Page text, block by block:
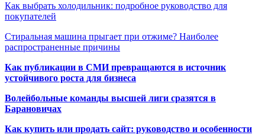
Как выбрать холодильник: подробное руководство для
покупателей
Стиральная машина прыгает при отжиме? Наиболее
распространенные причины
Как публикации в СМИ превращаются в источник
устойчивого роста для бизнеса
Волейбольные команды высшей лиги сразятся в
Барановичах
Как купить или продать сайт: руководство и особенности